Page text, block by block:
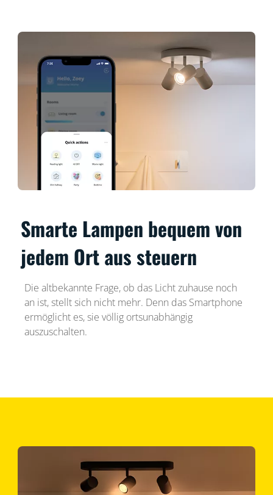
Smarte Lampen bequem von
jedem Ort aus steuern
Die altbekannte Frage, ob das Licht zuhause noch
an ist, stellt sich nicht mehr. Denn das Smartphone
ermöglicht es, sie völlig ortsunabhängig
auszuschalten.